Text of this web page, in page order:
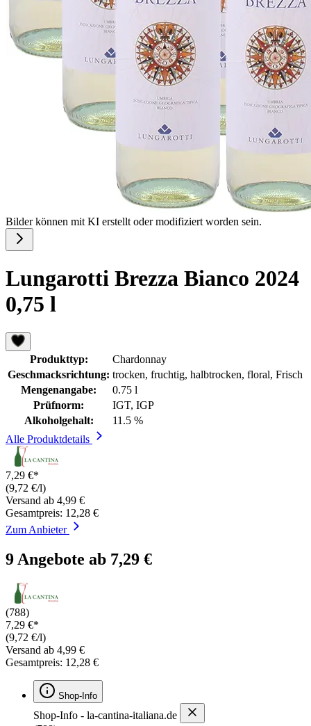
Bilder können mit KI erstellt oder modifiziert worden sein.
Lungarotti Brezza Bianco 2024
0,75 l
Produkttyp:
Chardonnay
Geschmacksrichtung: trocken, fruchtig, halbtrocken, floral, Frisch
Mengenangabe:
0.75 l
Prüfnorm:
IGT, IGP
Alkoholgehalt:
11.5 %
Alle Produktdetails
7,29 €*
(9,72 €/l)
Versand ab 4,99 €
Gesamtpreis: 12,28 €
Zum Anbieter
9 Angebote ab 7,29 €
(788)
7,29 €*
(9,72 €/l)
Versand ab 4,99 €
Gesamtpreis: 12,28 €
Shop-Info
Shop-Info - la-cantina-italiana.de